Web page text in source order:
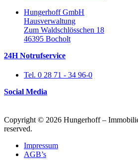
Hungerhoff GmbH
Hausverwaltung
Zum Waldschlösschen 18
46395 Bocholt
24H Notrufservice
Tel. 0 28 71 - 34 96-0
Social Media
Copyright © 2026 Hungerhoff –
reserved.
Impressum
AGB’s